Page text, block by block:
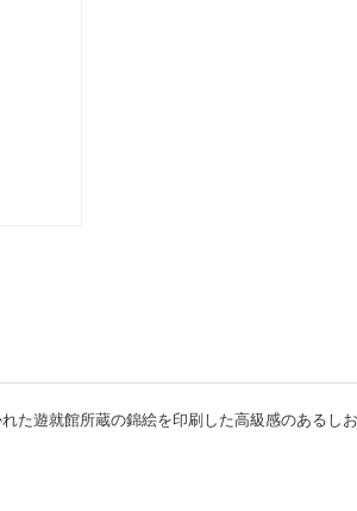
た遊就館所蔵の錦絵を印刷した高級感のあるしお